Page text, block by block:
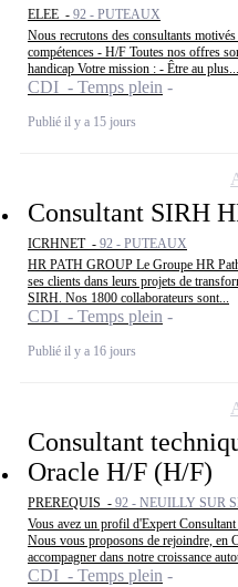
ELEE - 92 - PUTEAUX
Nous recrutons des consultants
compétences - H/F Toutes nos offres
handicap Votre mission : - Être au plus...
CDI - Temps plein
Publié il y a 15 jours
Consultant SIRH
ICRHNET - 92 - PUTEAUX
HR PATH GROUP Le Groupe HR
ses clients dans leurs projets de
SIRH. Nos 1800 collaborateurs sont...
CDI - Temps plein
Publié il y a 16 jours
Consultant
Oracle H/F (H/F)
PREREQUIS - 92 - NEUILLY SUR
Vous avez un profil d'Expert
Nous vous proposons de rejoindre, en
accompagner dans notre croissance
CDI - Temps plein